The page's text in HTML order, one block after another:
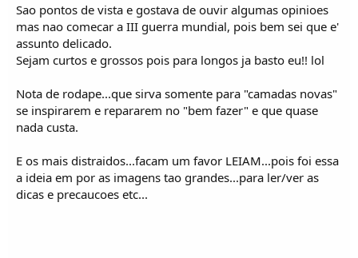
Sao pontos de vista e gostava de ouvir algumas opinioes
mas nao comecar a III guerra mundial, pois bem sei que e'
assunto delicado.
Sejam curtos e grossos pois para longos ja basto eu!! lol
Nota de rodape...que sirva somente para "camadas novas"
se inspirarem e repararem no "bem fazer" e que quase
nada custa.
E os mais distraidos...facam um favor LEIAM...pois foi essa
a ideia em por as imagens tao grandes...para ler/ver as
dicas e precaucoes etc...